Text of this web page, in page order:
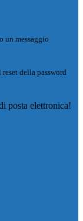
un messaggio
della password
posta elettronica!